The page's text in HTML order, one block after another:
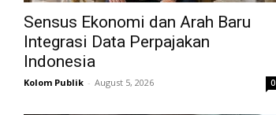
Sensus Ekonomi dan Arah Baru
Integrasi Data Perpajakan
Indonesia
Kolom Publik - August 5, 2026 0